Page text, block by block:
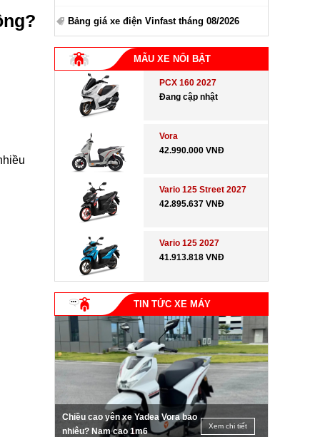
Bảng giá xe điện Vinfast tháng 08/2026
MẪU XE NỔI BẬT
PCX 160 2027
Đang cập nhật
Vora
42.990.000 VNĐ
Vario 125 Street 2027
42.895.637 VNĐ
Vario 125 2027
41.913.818 VNĐ
TIN TỨC XE MÁY
Chiều cao yên xe Yadea Vora bao
nhiêu? Nam cao 1m6
Xem chi tiết